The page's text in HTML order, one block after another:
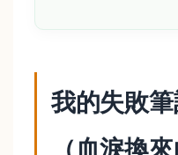
我的失敗
（血淚換來